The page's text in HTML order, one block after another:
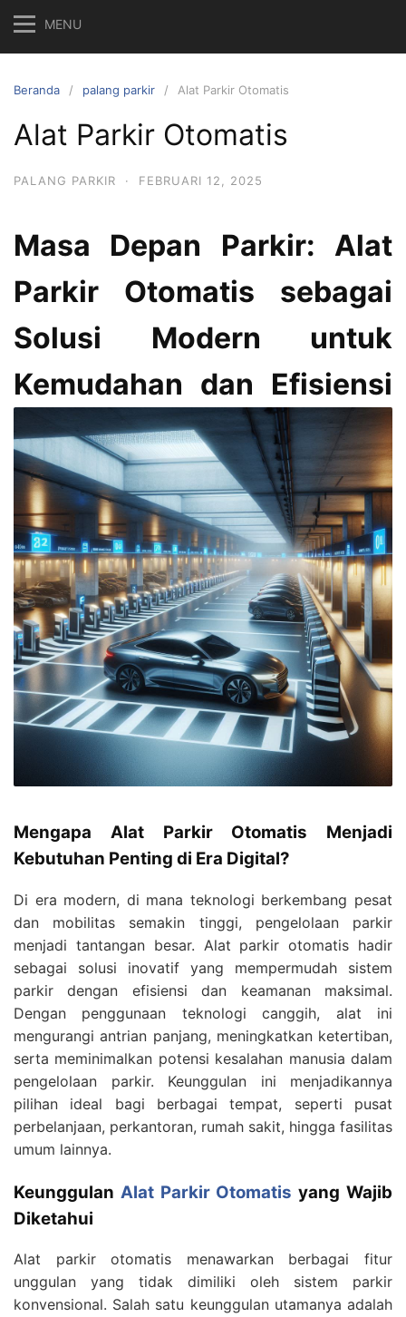
MENU
Beranda palang parkir Alat Parkir Otomatis
Alat Parkir Otomatis
PALANG PARKIR · FEBRUARI 12, 2025
Masa Depan Parkir: Alat
Parkir Otomatis sebagai
Solusi Modern untuk
Kemudahan dan Efisiensi
Mengapa Alat Parkir Otomatis Menjadi
Kebutuhan Penting di Era Digital?
Di era modern, di mana teknologi berkembang pesat
dan mobilitas semakin tinggi, pengelolaan parkir
menjadi tantangan besar. Alat parkir otomatis hadir
sebagai solusi inovatif yang mempermudah sistem
parkir dengan efisiensi dan keamanan maksimal.
Dengan penggunaan teknologi canggih, alat ini
mengurangi antrian panjang, meningkatkan ketertiban,
serta meminimalkan potensi kesalahan manusia dalam
pengelolaan parkir. Keunggulan ini menjadikannya
pilihan ideal bagi berbagai tempat, seperti pusat
perbelanjaan, perkantoran, rumah sakit, hingga fasilitas
umum lainnya.
Keunggulan Alat Parkir Otomatis yang Wajib
Diketahui
Alat parkir otomatis menawarkan berbagai fitur
unggulan yang tidak dimiliki oleh sistem parkir
konvensional. Salah satu keunggulan utamanya adalah